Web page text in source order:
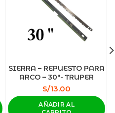
SIERRA – REPUESTO PARA
ARCO – 30″- TRUPER
S/13.00
AÑADIR AL